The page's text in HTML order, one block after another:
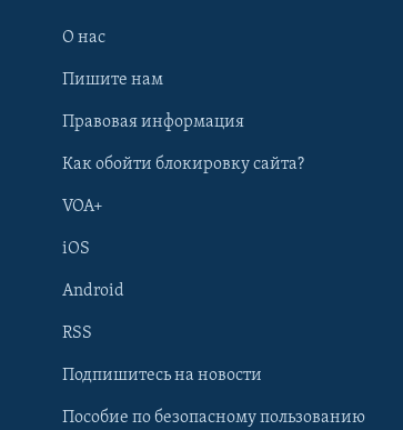
Learning English
О нас
Пишите нам
Правовая информация
Как обойти блокировку сайта?
VOA+
iOS
Android
RSS
Подпишитесь на новости
Пособие по безопасному пользованию